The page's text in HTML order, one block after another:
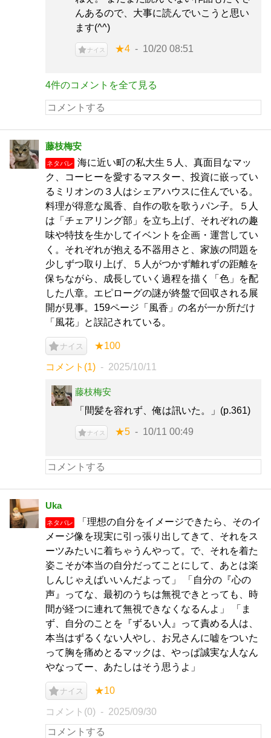
んあるので、大事に読んでいこうと思い
ます(^^)
ナイス ★4 10/20 08:51
4件のコメントを全て見る
藤枝梅安
ネタバレ
海に近い町の私大生５人、真面目なマッ
ク、コーヒーを愛するマスター、投資に嵌ってい
るミリオンの３人はシェアハウスに住んでいる。
料理が得意な風香、自作の歌を歌うパン子。５人
は「チェアリング部」を立ち上げ、それぞれの趣
味や特技を生かしてイベントを企画・運営してい
く。それぞれが抱える不器用さと、家族の問題を
少しずつ取り上げ、５人がつかず離れずの距離を
保ちながら、成長していく過程を描く「色」を配
した八章。エピローグの謎が終盤で回収される展
開が見事。159ページ「風香」の名が一か所だけ
「風花」と誤記されている。
ナイス ★100
コメント(1) 2025/10/11
藤枝梅安
「間髪を容れず、俺は訊いた。」(p.361)
ナイス ★5 10/11 00:49
Uka
ネタバレ
「理想の自分をイメージできたら、そのイ
メージ像を現実に引っ張り出してきて、それをス
ーツみたいに着ちゃうんやって。で、それを着た
姿こそが本当の自分だってことにして、あとは楽
しんじゃえばいいんだよって」 「自分の『心の
声』ってな、最初のうちは無視できとっても、時
間が経つに連れて無視できなくなるんよ」 「ま
ず、自分のことを『ずるい人』って責める人は、
本当はずるくない人やし、お兄さんに嘘をついた
って胸を痛めとるマックは、やっぱ誠実な人なん
やなってー、あたしはそう思うよ」
ナイス ★10
コメント(0) 2025/09/30